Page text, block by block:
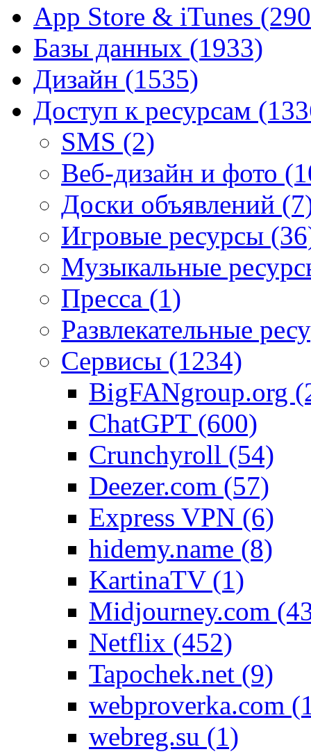
App Store & iTunes
Базы данных (1933)
Дизайн (1535)
Доступ к ресурсам
SMS (2)
Веб-дизайн и фото
Доски объявлений
Игровые ресурсы
Музыкальные
Пресса (1)
Развлекательные
Сервисы (1234)
BigFANgroup.org
ChatGPT (600)
Crunchyroll (54)
Deezer.com (57)
Express VPN (6)
hidemy.name (8)
KartinaTV (1)
Midjourney.com
Netflix (452)
Tapochek.net (9)
webproverka.com
webreg.su (1)